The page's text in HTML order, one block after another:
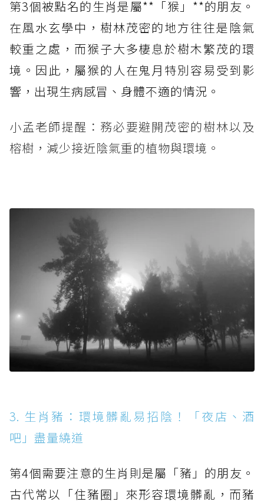
第3個被點名的生肖是屬**「猴」**的朋友。
在風水玄學中，樹林茂密的地方往往是陰氣
較重之處，而猴子大多棲息於樹木繁茂的環
境。因此，屬猴的人在鬼月特別容易受到影
響，出現生病感冒、身體不適的情況。
小孟老師提醒：務必要避開茂密的樹林以及
榕樹，減少接近陰氣重的植物與環境。
3. 生肖豬：環境髒亂易招陰！「夜店、酒
吧」盡量繞道
第4個需要注意的生肖則是屬「豬」的朋友。
古代常以「住豬圈」來形容環境髒亂，而豬